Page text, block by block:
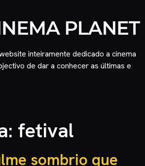
inteiramente dedicado a cinema
de dar a conhecer as últimas e
fetival
sombrio que